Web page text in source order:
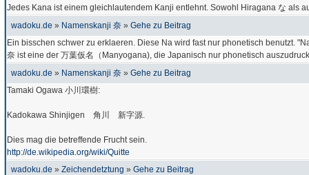
Jedes Kana ist einem gleichlautendem Kanji entlehnt. Sowohl Hiragana な als
wadoku.de » Namenskanji 奈 » Gehe zu Beitrag
Ein bisschen schwer zu erklaeren. Diese Na wird fast nur phonetisch benutzt.
奈 ist eine der 万葉仮名（Manyogana), die Japanisch nur phonetisch
wadoku.de » Namenskanji 奈 » Gehe zu Beitrag
Tamaki Ogawa 小川環樹:
Kadokawa Shinjigen 角川 新字源.
Dies mag die betreffende Frucht sein.
http://de.wikipedia.org/wiki/Quitte
wadoku.de » Zeichendetztung » Gehe zu Beitrag